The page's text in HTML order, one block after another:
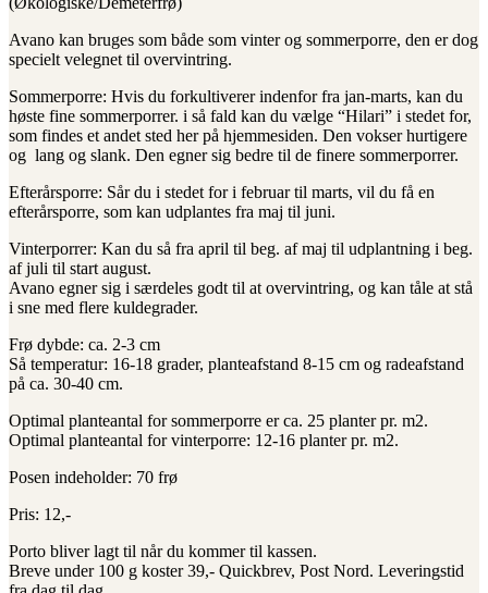
Avano kan bruges som både som vinter og sommerporre, den er dog
specielt velegnet til overvintring.
Sommerporre: Hvis du forkultiverer indenfor fra jan-marts, kan du
høste fine sommerporrer. i så fald kan du vælge “Hilari” i stedet for,
som findes et andet sted her på hjemmesiden. Den vokser hurtigere
og lang og slank. Den egner sig bedre til de finere sommerporrer.
Efterårsporre: Sår du i stedet for i februar til marts, vil du få en
efterårsporre, som kan udplantes fra maj til juni.
Vinterporrer: Kan du så fra april til beg. af maj til udplantning i beg.
af juli til start august.
Avano egner sig i særdeles godt til at overvintring, og kan tåle at stå
i sne med flere kuldegrader.
Frø dybde: ca. 2-3 cm
Så temperatur: 16-18 grader, planteafstand 8-15 cm og radeafstand
på ca. 30-40 cm.
Optimal planteantal for sommerporre er ca. 25 planter pr. m2.
Optimal planteantal for vinterporre: 12-16 planter pr. m2.
Posen indeholder: 70 frø
Pris: 12,-
Porto bliver lagt til når du kommer til kassen.
Breve under 100 g koster 39,- Quickbrev, Post Nord. Leveringstid